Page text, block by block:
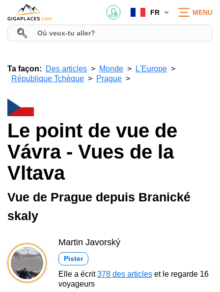
FR MENU
Ta façon: Des articles Monde
L'Europe
République Tchèque
Prague
Le point de vue de
Vávra - Vues de la
Vltava
Vue de Prague depuis Branické
skaly
Martin Javorský
Pister
Elle a écrit378 des articles et le regarde 16
voyageurs